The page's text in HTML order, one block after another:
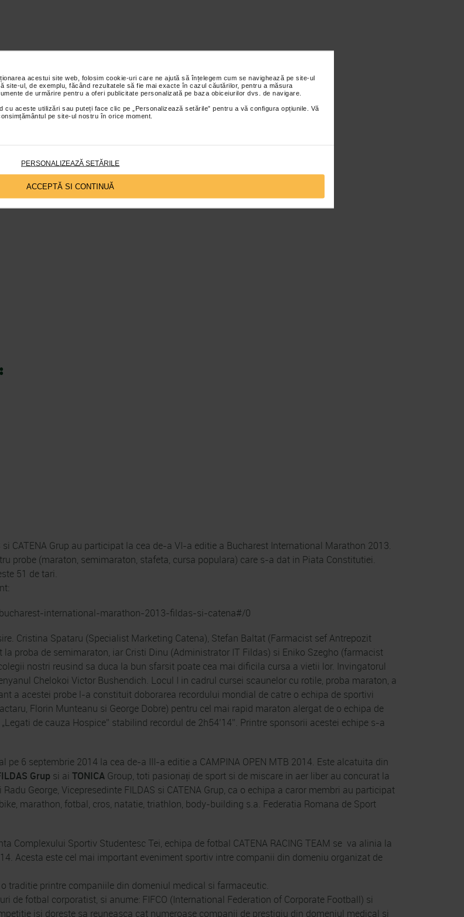
acestui site web, folosim cookie-uri care ne ajută să înțelegem cum se navighează pe site-ul
site-ul, de exemplu, făcând rezultatele să fie mai exacte în cazul căutărilor, pentru a măsura
de urmărire pentru a oferi publicitate personalizată pe baza obiceiurilor dvs. de navigare.
cu aceste utilizări sau puteți face clic pe „Personalizează setările” pentru a vă configura opțiunile. Vă
pe site-ul nostru în orice moment.
PERSONALIZEAZĂ SETĂRILE
ACCEPTĂ SI CONTINUĂ
CATENA Grup au participat la cea de-a VI-a editie a Bucharest International Marathon 2013.
probe (maraton, semimaraton, stafeta, cursa populara) care s-a dat in Piata Constitutiei.
51 de tari.
international-marathon-2013-fildas-si-catena#/0
Cristina Spataru (Specialist Marketing Catena), Stefan Baltat (Farmacist sef Antrepozit
proba de semimaraton, iar Cristi Dinu (Administrator IT Fildas) si Eniko Szegho (farmacist
nostri reusind sa duca la bun sfarsit poate cea mai dificila cursa a vietii lor. Invingatorul
Chelokoi Victor Bushendich. Locul I in cadrul cursei scaunelor cu rotile, proba maraton, a
a acestei probe l-a constituit doborarea recordului mondial de catre o echipa de sportivi
Florin Munteanu si George Dobre) pentru cel mai rapid maraton alergat de o echipa de
de cauza Hospice” stabilind recordul de 2h54’14”. Printre sponsorii acestei echipe s-a
pe 6 septembrie 2014 la cea de-a III-a editie a CAMPINA OPEN MTB 2014. Este alcatuita din
Grup si ai TONICA Group, toti pasionați de sport si de miscare in aer liber au concurat la
George, Vicepresedinte FILDAS si CATENA Grup, ca o echipa a caror membri au participat
marathon, fotbal, cros, natatie, triathlon, body-building s.a. Federatia Romana de Sport
Complexului Sportiv Studentesc Tei, echipa de fotbal CATENA RACING TEAM se va alinia la
Acesta este cel mai important eveniment sportiv intre companii din domeniu organizat de
traditie printre companiile din domeniul medical si farmaceutic.
de fotbal corporatist, si anume: FIFCO (International Federation of Corporate Football) si
isi doreste sa reuneasca cat numeroase companii de prestigiu din domeniul medical si